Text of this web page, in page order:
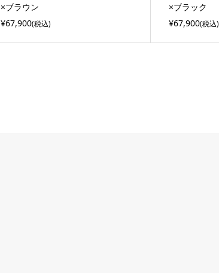
×ブラウン
¥67,900(税込)
×ブラック
¥67,900(税込)